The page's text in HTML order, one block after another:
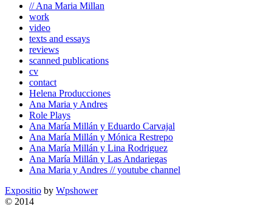
content// Ana Maria Millan
work
video
texts and essays
reviews
scanned publications
cv
contact
Helena Producciones
Ana Maria y Andres
Role Plays
Ana María Millán y Eduardo Carvajal
Ana María Millán y Mónica Restrepo
Ana María Millán y Lina Rodriguez
Ana María Millán y Las Andariegas
Ana Maria y Andres // youtube channel
Expositio by Wpshower
© 2014